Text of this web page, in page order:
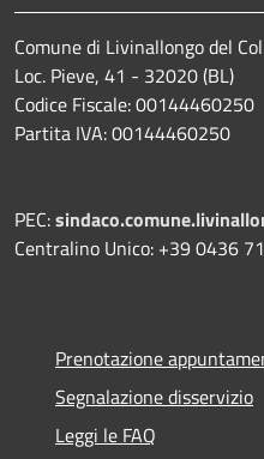
Comune di Livinallongo del
Loc. Pieve, 41 - 32020 (BL)
Codice Fiscale: 00144460250
Partita IVA: 00144460250
PEC:
Centralino Unico: +39 0436
Prenotazione
Segnalazione disservizio
Leggi le FAQ